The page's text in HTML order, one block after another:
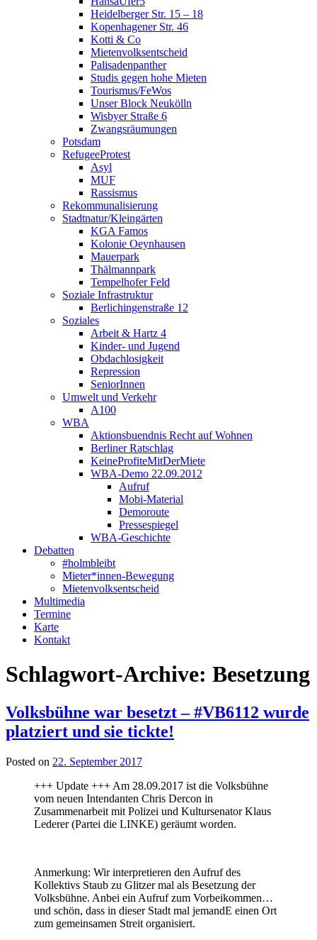
Heidelberger Str. 15 – 18
Kopenhagener Str. 46
Kotti & Co
Mietenvolksentscheid
Palisadenpanther
Studis gegen hohe Mieten
Tourismus/FeWos
Unser Block Neukölln
Wisbyer Straße 6
Zwangsräumungen
Potsdam
RefugeeProtest
Asyl
MUF
Rassismus
Rekommunalisierung
Stadtnatur/Kleingärten
KGA Famos
Kolonie Oeynhausen
Mauerpark
Thälmannpark
Tempelhofer Feld
Soziale Infrastruktur
Berlichingenstraße 12
Soziales
Arbeit & Hartz 4
Kinder- und Jugend
Obdachlosigkeit
Repression
SeniorInnen
Umwelt und Verkehr
A100
WBA
Aktionsbuendnis Recht auf Wohnen
Berliner Ratschlag
KeineProfiteMitDerMiete
WBA-Demo 22.09.2012
Aufruf
Mobi-Material
Demoroute
Pressespiegel
WBA-Geschichte
Debatten
#holmbleibt
Mieter*innen-Bewegung
Mietenvolksentscheid
Multimedia
Termine
Karte
Kontakt
Schlagwort-Archive: Besetzung
Volksbühne war besetzt – #VB6112 wurde
platziert und sie tickte!
Posted on 22. September 2017
+++ Update +++ Am 28.09.2017 ist die Volksbühne
vom neuen Intendanten Chris Dercon in
Zusammenarbeit mit Polizei und Kultursenator Klaus
Lederer (Partei die LINKE) geräumt worden.
Anmerkung: Wir interpretieren den Aufruf des
Kollektivs Staub zu Glitzer mal als Besetzung der
Volksbühne. Anbei ein Aufruf zum Vorbeikommen…
und schön, dass in dieser Stadt mal jemandE einen Ort
zum gemeinsamen Streit organisiert.